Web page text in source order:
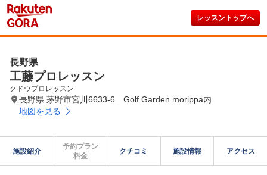
レッスントップへ
長野県
工藤プロレッスン
クドウプロレッスン
長野県 茅野市宮川6633-6 Golf Garden morippa内
地図を見る
施設紹介
予約プラン
料金
クチコミ 施設情報 アクセス